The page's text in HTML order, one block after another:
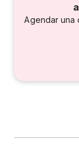
Agendar una